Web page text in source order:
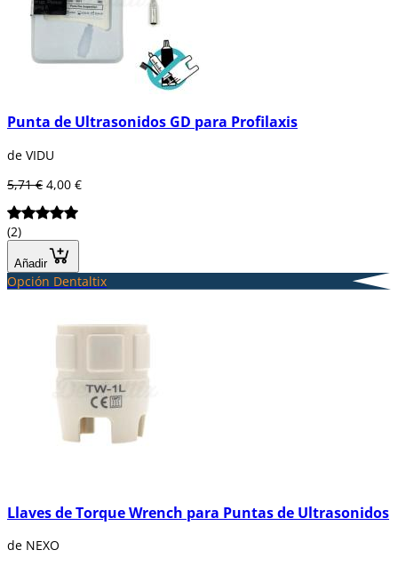
Punta de Ultrasonidos GD para Profilaxis
de VIDU
5,71 € 4,00 €
(2)
Añadir
Opción Dentaltix
Llaves de Torque Wrench para Puntas de Ultrasonidos
de NEXO